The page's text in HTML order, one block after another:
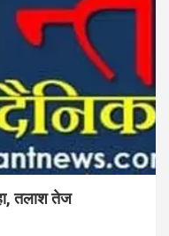
तलाश तेज